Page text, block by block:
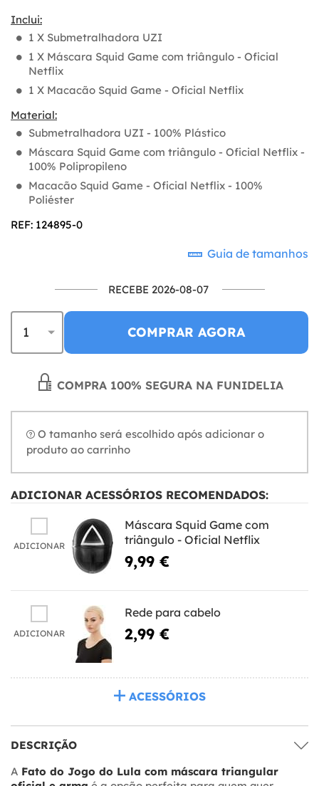
Inclui:
1 X Submetralhadora UZI
1 X Máscara Squid Game com triângulo - Oficial
Netflix
1 X Macacão Squid Game - Oficial Netflix
Material:
Submetralhadora UZI - 100% Plástico
Máscara Squid Game com triângulo - Oficial Netflix -
100% Polipropileno
Macacão Squid Game - Oficial Netflix - 100%
Poliéster
REF: 124895-0
Guia de tamanhos
RECEBE 2026-08-07
COMPRAR AGORA
COMPRA 100% SEGURA NA FUNIDELIA
O tamanho será escolhido após adicionar o
produto ao carrinho
ADICIONAR ACESSÓRIOS RECOMENDADOS:
ADICIONAR
Máscara Squid Game com
triângulo - Oficial Netflix
9,99 €
ADICIONAR
Rede para cabelo
2,99 €
ACESSÓRIOS
DESCRIÇÃO
A Fato do Jogo do Lula com máscara triangular